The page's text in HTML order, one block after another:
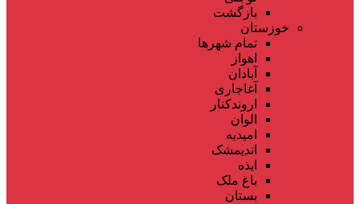
بازگشت
خوزستان
تمام شهر‌ها
اهواز
آبادان
آغاجاری
اروندکنار
الوان
امیدیه
اندیمشک
ایذه
باغ ملک
بستان